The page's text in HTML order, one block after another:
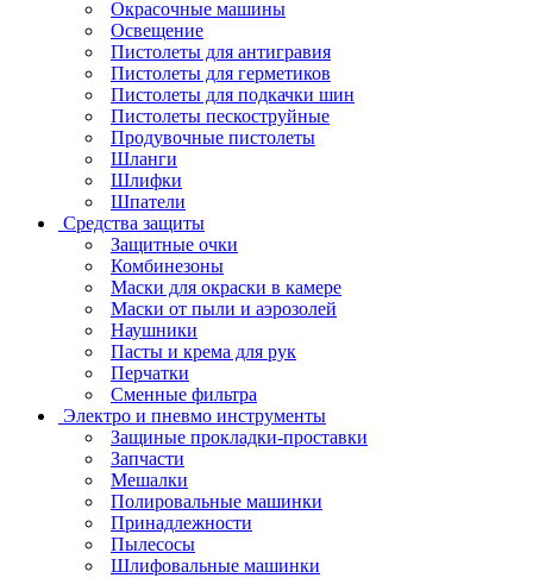
Окрасочные машины
Освещение
Пистолеты для антигравия
Пистолеты для герметиков
Пистолеты для подкачки шин
Пистолеты пескоструйные
Продувочные пистолеты
Шланги
Шлифки
Шпатели
Средства защиты
Защитные очки
Комбинезоны
Маски для окраски в камере
Маски от пыли и аэрозолей
Наушники
Пасты и крема для рук
Перчатки
Сменные фильтра
Электро и пневмо инструменты
Защиные прокладки-проставки
Запчасти
Мешалки
Полировальные машинки
Принадлежности
Пылесосы
Шлифовальные машинки